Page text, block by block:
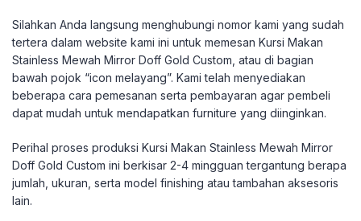
Silahkan Anda langsung menghubungi nomor kami yang sudah
tertera dalam website kami ini untuk memesan Kursi Makan
Stainless Mewah Mirror Doff Gold Custom, atau di bagian
bawah pojok “icon melayang”. Kami telah menyediakan
beberapa cara pemesanan serta pembayaran agar pembeli
dapat mudah untuk mendapatkan furniture yang diinginkan.
Perihal proses produksi Kursi Makan Stainless Mewah Mirror
Doff Gold Custom ini berkisar 2-4 mingguan tergantung berapa
jumlah, ukuran, serta model finishing atau tambahan aksesoris
lain.